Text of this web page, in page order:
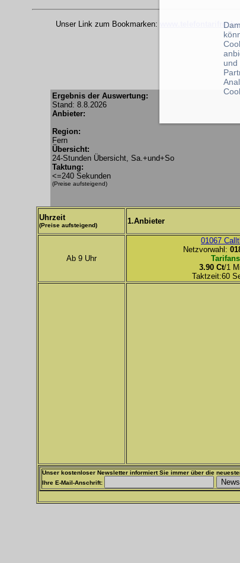
Unser Link zum Bookmarken:
Ergebnis der Auswertung:
Stand: 8.8.2026
Anbieter:
Region:
Fern
Übersicht:
24-Stunden Übersicht, Sa.+und+So
Taktung:
<=240 Sekunden
(Preise aufsteigend)
Uhrzeit
(Preise aufsteigend) 1.Anbieter
Ab 9 Uhr
01067
Netzvorwahl:
3.90 Ct/1
Taktzeit:60
Unser kostenloser Newsletter informiert Sie immer über die
Ihre E-Mail-Anschrift:
und